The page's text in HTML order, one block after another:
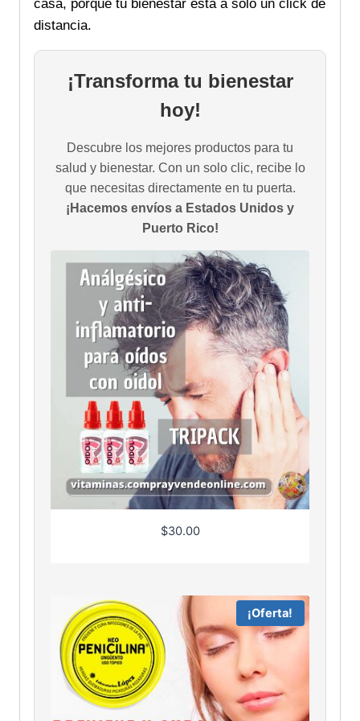
casa, porque tu bienestar está a solo un click de
distancia.
¡Transforma tu bienestar
hoy!
Descubre los mejores productos para tu
salud y bienestar. Con un solo clic, recibe lo
que necesitas directamente en tu puerta.
¡Hacemos envíos a Estados Unidos y
Puerto Rico!
$30.00
¡Oferta!